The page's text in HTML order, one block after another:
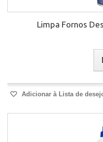
Limpa Fornos
Adicionar à Lista de